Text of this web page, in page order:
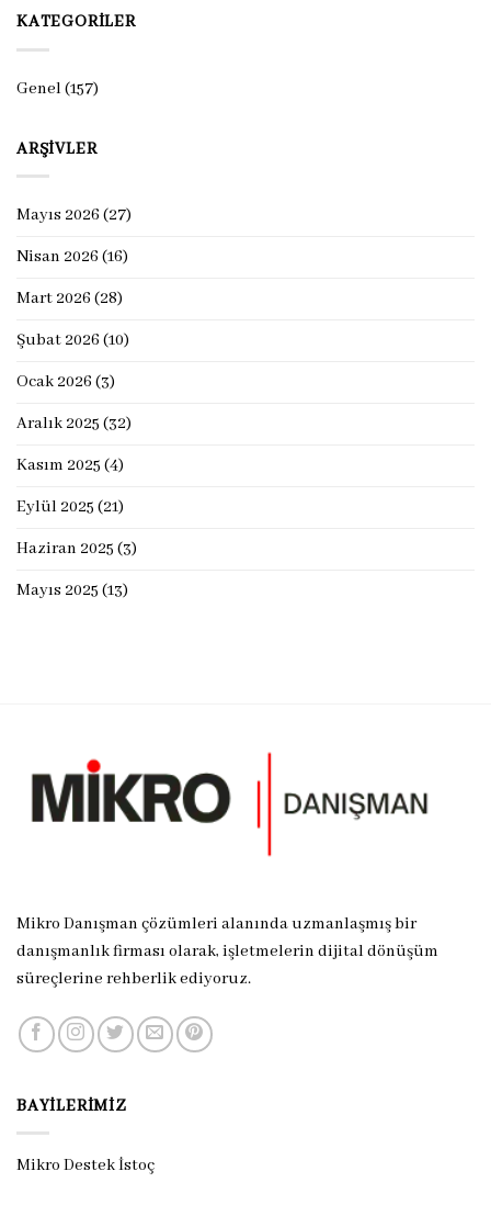
KATEGORILER
Genel(157)
ARŞIVLER
Mayıs 2026 (27)
Nisan 2026 (16)
Mart 2026 (28)
Şubat 2026 (10)
Ocak 2026 (3)
Aralık 2025 (32)
Kasım 2025 (4)
Eylül 2025 (21)
Haziran 2025 (3)
Mayıs 2025 (13)
Mikro Danışman çözümleri alanında uzmanlaşmış bir
danışmanlık firması olarak, işletmelerin dijital dönüşüm
süreçlerine rehberlik ediyoruz.
BAYILERIMIZ
Mikro Destek İstoç